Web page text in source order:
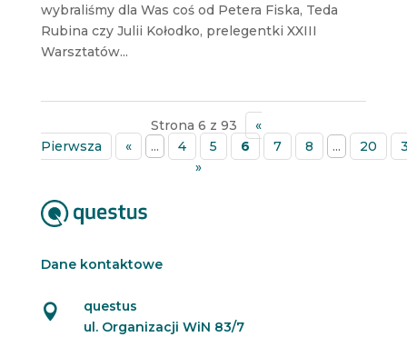
wybraliśmy dla Was coś od Petera Fiska, Teda
Rubina czy Julii Kołodko, prelegentki XXIII
Warsztatów...
Strona 6 z 93
«
Pierwsza
« ... 4 5 6 7 8 ... 20
»
Dane kontaktowe

questus
ul. Organizacji WiN 83/7